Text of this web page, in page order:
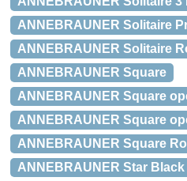
ANNEBRAUNER Solitaire
ANNEBRAUNER Solitaire
ANNEBRAUNER Square
ANNEBRAUNER Square
ANNEBRAUNER Square
ANNEBRAUNER Square
ANNEBRAUNER Star Black